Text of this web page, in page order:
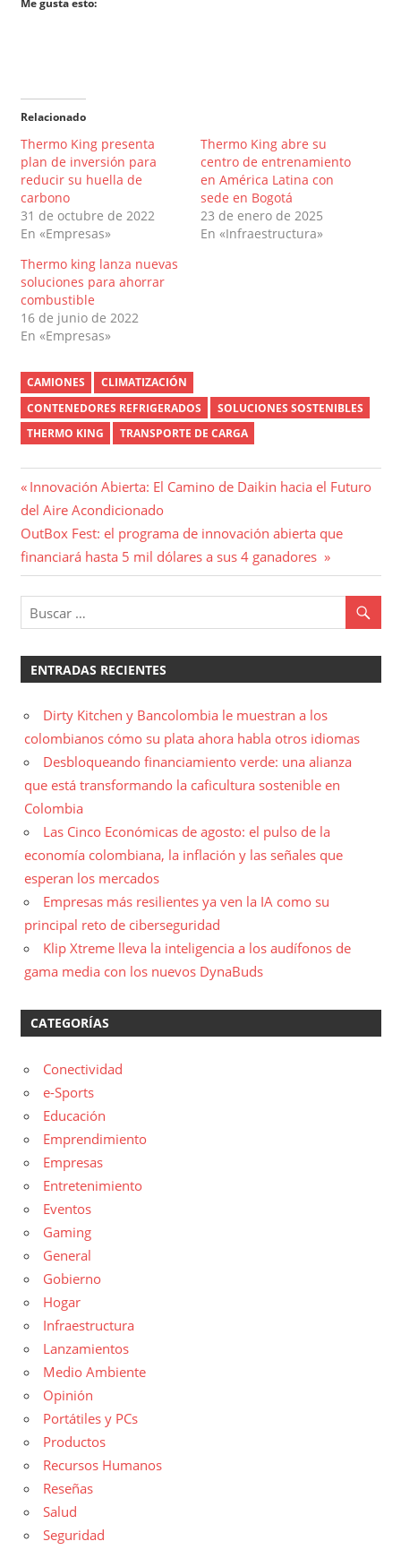
Relacionado
Thermo King presenta
plan de inversión para
reducir su huella de
carbono
31 de octubre de 2022
En «Empresas»
Thermo King abre su
centro de entrenamiento
en América Latina con
sede en Bogotá
23 de enero de 2025
En «Infraestructura»
Thermo king lanza nuevas
soluciones para ahorrar
combustible
16 de junio de 2022
En «Empresas»
CAMIONES
CLIMATIZACIÓN
CONTENEDORES REFRIGERADOS
SOLUCIONES SOSTENIBLES
THERMO KING
TRANSPORTE DE CARGA
Navegación
de
entradas
Entrada
anterior:
Innovación Abierta: El Camino de Daikin hacia el Futuro
del Aire Acondicionado
Entrada
siguiente:
OutBox Fest: el programa de innovación abierta que
financiará hasta 5 mil dólares a sus 4 ganadores
ENTRADAS RECIENTES
Dirty Kitchen y Bancolombia le muestran a los
colombianos cómo su plata ahora habla otros idiomas
Desbloqueando financiamiento verde: una alianza
que está transformando la caficultura sostenible en
Colombia
Las Cinco Económicas de agosto: el pulso de la
economía colombiana, la inflación y las señales que
esperan los mercados
Empresas más resilientes ya ven la IA como su
principal reto de ciberseguridad
Klip Xtreme lleva la inteligencia a los audífonos de
gama media con los nuevos DynaBuds
CATEGORÍAS
Conectividad
e-Sports
Educación
Emprendimiento
Empresas
Entretenimiento
Eventos
Gaming
General
Gobierno
Hogar
Infraestructura
Lanzamientos
Medio Ambiente
Opinión
Portátiles y PCs
Productos
Recursos Humanos
Reseñas
Salud
Seguridad